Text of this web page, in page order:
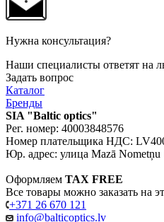
Нужна консультация?
Наши специалисты ответят на
Задать вопрос
Каталог
Бренды
SIA "Baltic optics"
Рег. номер: 40003848576
Номер плательщика НДС:
Юр. адрес: улица Mazā
Оформляем TAX FREE
Все товары можно заказать на
+371 26 670 121
info@balticoptics.lv